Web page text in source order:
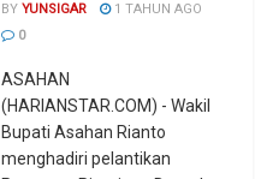
BY YUNSIGAR
1 TAHUN AGO
0
ASAHAN
(HARIANSTAR.COM) - Wakil
Bupati Asahan Rianto
menghadiri pelantikan